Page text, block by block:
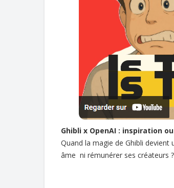
Ghibli x OpenAI : inspiration
Quand la magie de Ghibli
âme ni rémunérer ses créateurs ?